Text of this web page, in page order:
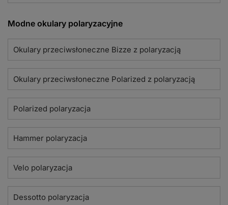
Modne okulary polaryzacyjne
Okulary przeciwsłoneczne Bizze z polaryzacją
Okulary przeciwsłoneczne Polarized z polaryzacją
Polarized polaryzacja
Hammer polaryzacja
Velo polaryzacja
Dessotto polaryzacja